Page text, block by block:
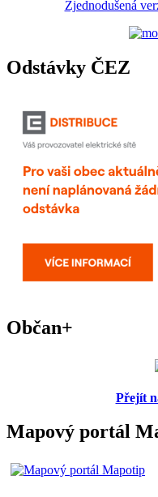
Zjednodušená
Odstávky ČEZ
Občan+
Přejít
Mapový portál